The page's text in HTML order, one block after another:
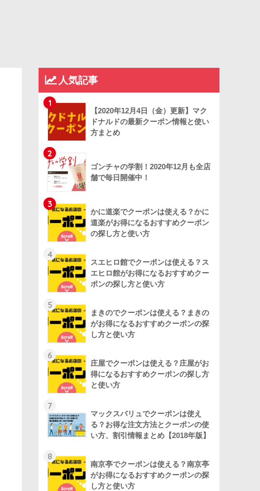
人気記事
1
【2020年12月4日（金）更新】マク
ドナルドの最新クーポン情報と使い
方まとめ
2
ゴンチャの学割！2020年12月も全店
舗で毎日開催中！
3
かに道楽でクーポンは使える？かに
道楽がお得になるおすすめクーポン
の探し方と使い方
4
スエヒロ館でクーポンは使える？ス
エヒロ館がお得になるおすすめクー
ポンの探し方と使い方
5
まきのでクーポンは使える？まきの
がお得になるおすすめクーポンの探
し方と使い方
6
庄屋でクーポンは使える？庄屋がお
得になるおすすめクーポンの探し方
と使い方
7
マックスバリュでクーポンは使え
る？お得な注文方法とクーポンの使
い方、割引情報まとめ【2018年版】
8
南京亭でクーポンは使える？南京亭
がお得になるおすすめクーポンの探
し方と使い方